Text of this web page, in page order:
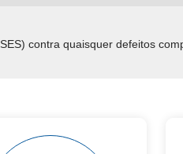
contra quaisquer defeitos